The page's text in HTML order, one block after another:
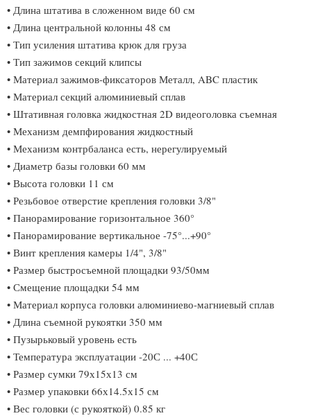
• Длина штатива в сложенном виде 60 см
• Длина центральной колонны 48 см
• Тип усиления штатива крюк для груза
• Тип зажимов секций клипсы
• Материал зажимов-фиксаторов Металл, ABC пластик
• Материал секций алюминиевый сплав
• Штативная головка жидкостная 2D видеоголовка съемная
• Механизм демпфирования жидкостный
• Механизм контрбаланса есть, нерегулируемый
• Диаметр базы головки 60 мм
• Высота головки 11 см
• Резьбовое отверстие крепления головки 3/8"
• Панорамирование горизонтальное 360°
• Панорамирование вертикальное -75°...+90°
• Винт крепления камеры 1/4", 3/8"
• Размер быстросъемной площадки 93/50мм
• Смещение площадки 54 мм
• Материал корпуса головки алюминиево-магниевый сплав
• Длина съемной рукоятки 350 мм
• Пузырьковый уровень есть
• Температура эксплуатации -20С ... +40С
• Размер сумки 79х15х13 см
• Размер упаковки 66х14.5х15 см
• Вес головки (с рукояткой) 0.85 кг